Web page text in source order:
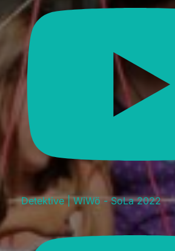
Detektive | WiWö - SoLa 2022